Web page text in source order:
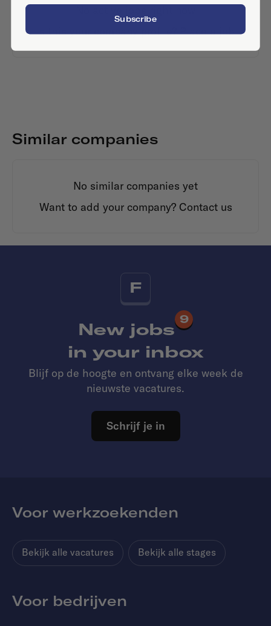
Is this your company profile?Place a job
Similar companies
No similar companies yet
Want to add your company? Contact us
F
New jobs
9
in your inbox
Blijf op de hoogte en ontvang elke week de
nieuwste vacatures.
Schrijf je in
Voor werkzoekenden
Bekijk alle vacatures Bekijk alle stages
Voor bedrijven
Subscribe